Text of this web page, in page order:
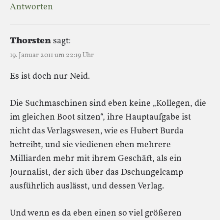
Antworten
Thorstensagt:
19. Januar 2011 um 22:19 Uhr
Es ist doch nur Neid.
Die Suchmaschinen sind eben keine „Kollegen, die
im gleichen Boot sitzen“, ihre Hauptaufgabe ist
nicht das Verlagswesen, wie es Hubert Burda
betreibt, und sie viedienen eben mehrere
Milliarden mehr mit ihrem Geschäft, als ein
Journalist, der sich über das Dschungelcamp
ausführlich auslässt, und dessen Verlag.
Und wenn es da eben einen so viel größeren